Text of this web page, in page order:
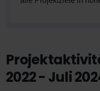
2022 - Juli